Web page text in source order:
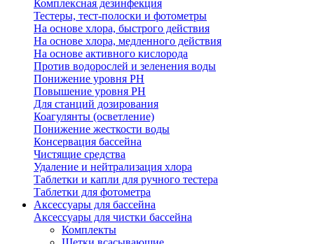
Комплексная дезинфекция
Тестеры, тест-полоски и фотометры
На основе хлора, быстрого действия
На основе хлора, медленного действия
На основе активного кислорода
Против водорослей и зеленения воды
Понижение уровня РН
Повышение уровня РН
Для станций дозирования
Коагулянты (осветление)
Понижение жесткости воды
Консервация бассейна
Чистящие средства
Удаление и нейтрализация хлора
Таблетки и капли для ручного тестера
Таблетки для фотометра
Аксессуары для бассейна
Аксессуары для чистки бассейна
Комплекты